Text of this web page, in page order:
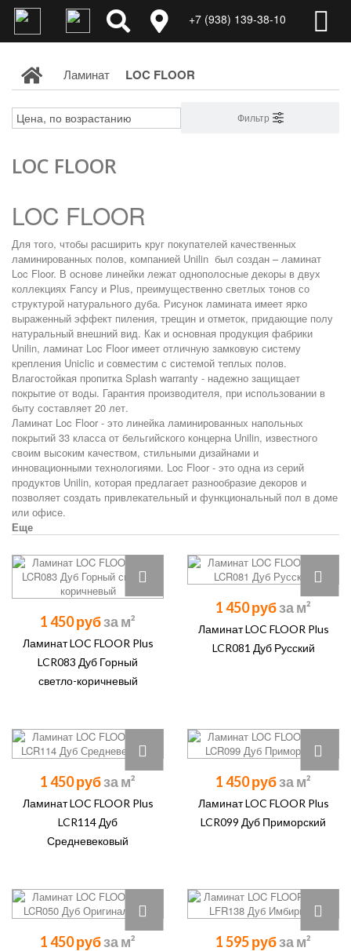
+7 (938) 139-38-10
Ламинат LOC FLOOR
Фильтр
LOC FLOOR
LOC FLOOR
Для того, чтобы расширить круг покупателей качественных
ламинированных полов, компанией Unilin был создан – ламинат
Loc Floor. В основе линейки лежат однополосные декоры в двух
коллекциях Fancy и Plus, преимущественно светлых тонов со
структурой натурального дуба. Рисунок ламината имеет ярко
выраженный эффект пиления, трещин и отметок, придающие полу
натуральный внешний вид. Как и основная продукция фабрики
Unilin, ламинат Loc Floor имеет отличную замковую систему
крепления Uniclic и совместим с системой теплых полов.
Влагостойкая пропитка Splash warranty - надежно защищает
покрытие от воды. Гарантия производителя, при использовании в
быту составляет 20 лет.
Ламинат Loc Floor - это линейка ламинированных напольных
покрытий 33 класса от бельгийского концерна Unilin, известного
своим высоким качеством, стильными дизайнами и
инновационными технологиями. Loc Floor - это одна из серий
продуктов Unilin, которая предлагает разнообразие декоров и
позволяет создать привлекательный и функциональный пол в доме
или офисе.
Еще
1 450 руб
Ламинат LOC FLOOR Plus
LCR083 Дуб Горный
светло-коричневый
1 450 руб
Ламинат LOC FLOOR Plus
LCR081 Дуб Русский
1 450 руб
Ламинат LOC FLOOR Plus
LCR114 Дуб
Средневековый
1 450 руб
Ламинат LOC FLOOR Plus
LCR099 Дуб Приморский
1 450 руб 1 595 руб